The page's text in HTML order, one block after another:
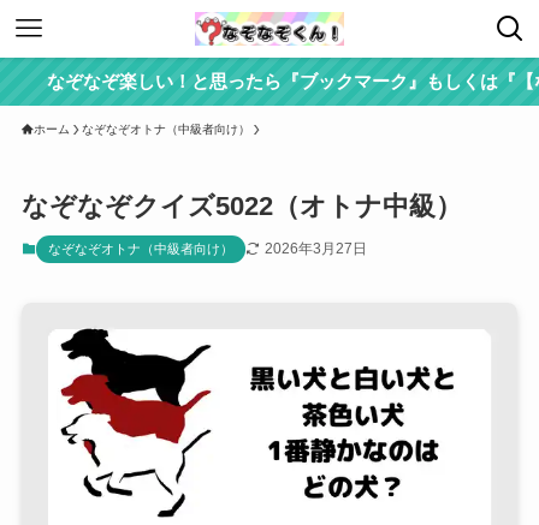
なぞなぞ楽しい！と思ったら『ブックマーク』もしくは『【な
ホーム なぞなぞオトナ（中級者向け）
なぞなぞクイズ5022（オトナ中級）
なぞなぞオトナ（中級者向け） 2026年3月27日